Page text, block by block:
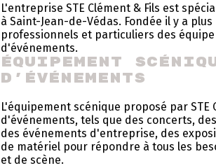
L'entreprise STE Clément & Fils est
à Saint-Jean-de-Védas. Fondée il y a
professionnels et particuliers des
d'événements.
Équipement
d'événements
L'équipement scénique proposé par
d'événements, tels que des concerts,
des événements d'entreprise, des
de matériel pour répondre à tous les
et de scène.